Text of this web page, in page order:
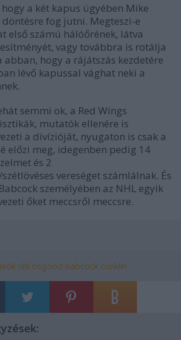
hogy a két kapus ügyében Mike
fog jutni. Megteszi-e
első számú hálóőrének, látva
vagy továbbra is rotálja
abban, hogy a rájátszás kezdetére
lévő kapussal vághat neki a
semmi ok, a Red Wings
mutatók ellenére is
a divízióját, nyugaton is csak a
előzi meg, idegenben pedig 14
és 2
vereséget számlálnak. És
személyében az NHL egyik
őket meccsről meccsre.
nhl osgood babcock conklin